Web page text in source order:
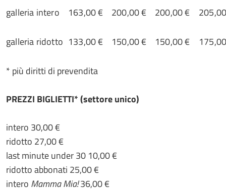
galleria intero 163,00 € 200,00 € 200,00 €
galleria ridotto 133,00 € 150,00 € 150,00 €
* più diritti di prevendita
PREZZI BIGLIETTI* (settore unico)
intero 30,00 €
ridotto 27,00 €
last minute under 30 10,00 €
ridotto abbonati 25,00 €
intero Mamma Mia!36,00 €